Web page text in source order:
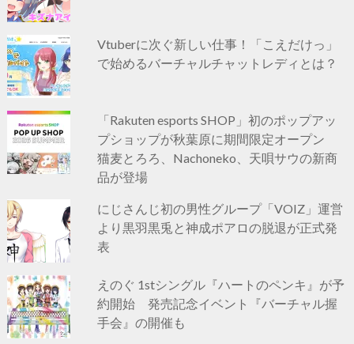
Vtuberに次ぐ新しい仕事！「こえだけっ」
で始めるバーチャルチャットレディとは？
「Rakuten esports SHOP」初のポップアッ
プショップが秋葉原に期間限定オープン
猫麦とろろ、Nachoneko、天唄サウの新商
品が登場
にじさんじ初の男性グループ「VOIZ」運営
より黒羽黒兎と神成ポアロの脱退が正式発
表
えのぐ 1stシングル『ハートのペンキ』が予
約開始 発売記念イベント『バーチャル握
手会』の開催も